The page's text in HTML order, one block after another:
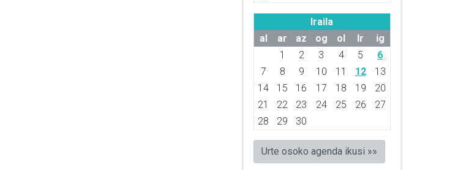
Iraila
al
ar az og ol lr
ig
1
2 3 4 5
6
7
8 9 10 11 12
13
14
15 16 17 18 19
20
21
22 23 24 25 26
27
28
29 30
Urte osoko agenda ikusi »»